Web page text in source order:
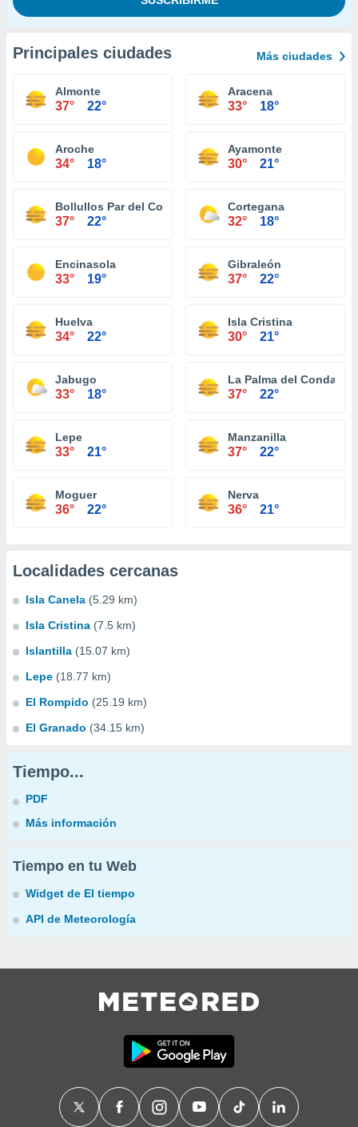
Principales ciudades Más ciudades
Almonte
37° 22°
Aracena
33° 18°
Aroche
34° 18°
Ayamonte
30° 21°
Bollullos Par del Condado
37° 22°
Cortegana
32° 18°
Encinasola
33° 19°
Gibraleón
37° 22°
Huelva
34° 22°
Isla Cristina
30° 21°
Jabugo
33° 18°
La Palma del Condado
37° 22°
Lepe
33° 21°
Manzanilla
37° 22°
Moguer
36° 22°
Nerva
36° 21°
Localidades cercanas
Isla Canela (5.29 km)
Isla Cristina (7.5 km)
Islantilla (15.07 km)
Lepe (18.77 km)
El Rompido (25.19 km)
El Granado (34.15 km)
Tiempo...
PDF
Más información
Tiempo en tu Web
Widget de El tiempo
API de Meteorología